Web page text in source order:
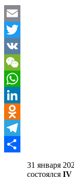
Email
Twitter
VK
WeChat
WhatsApp
LinkedIn
Odnoklassniki
Telegram
Отправить
31 января
состоялся IV